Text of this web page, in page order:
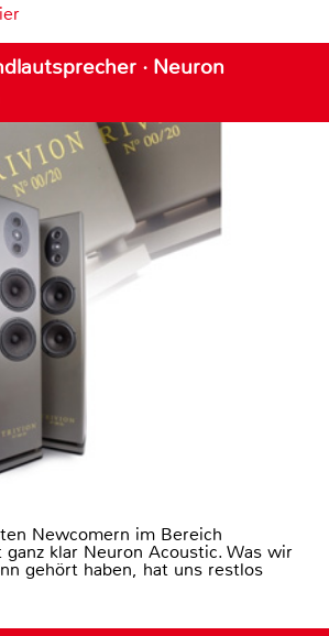
· Neuron
Newcomern im Bereich
ganz klar Neuron Acoustic. Was wir
gehört haben, hat uns restlos